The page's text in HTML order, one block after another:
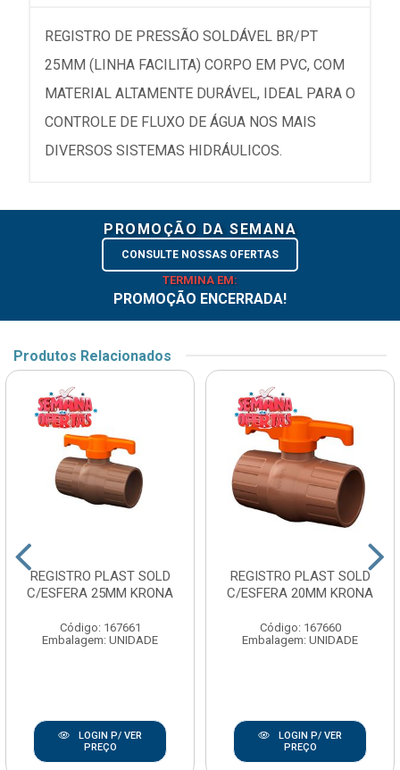
REGISTRO DE PRESSÃO SOLDÁVEL BR/PT
25MM (LINHA FACILITA) CORPO EM PVC, COM
MATERIAL ALTAMENTE DURÁVEL, IDEAL PARA O
CONTROLE DE FLUXO DE ÁGUA NOS MAIS
DIVERSOS SISTEMAS HIDRÁULICOS.
PROMOÇÃO DA SEMANA
CONSULTE NOSSAS OFERTAS
TERMINA EM:
PROMOÇÃO ENCERRADA!
Produtos Relacionados
REGISTRO PLAST SOLD
C/ESFERA 25MM KRONA
Código: 167661
Embalagem: UNIDADE
LOGIN P/ VER
PREÇO
REGISTRO PLAST SOLD
C/ESFERA 20MM KRONA
Código: 167660
Embalagem: UNIDADE
LOGIN P/ VER
PREÇO